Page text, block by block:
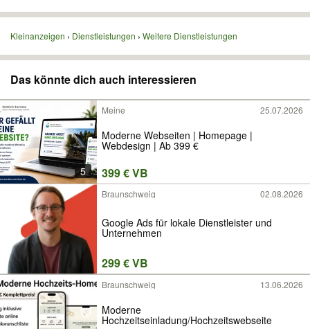
Kleinanzeigen Dienstleistungen Weitere Dienstleistungen
Das könnte dich auch interessieren
5
Meine 25.07.2026
Moderne Webseiten | Homepage |
Webdesign | Ab 399 €
399 € VB
Braunschweig 02.08.2026
Google Ads für lokale Dienstleister und
Unternehmen
299 € VB
Braunschweig 13.06.2026
Moderne
Hochzeitseinladung/Hochzeitswebseite